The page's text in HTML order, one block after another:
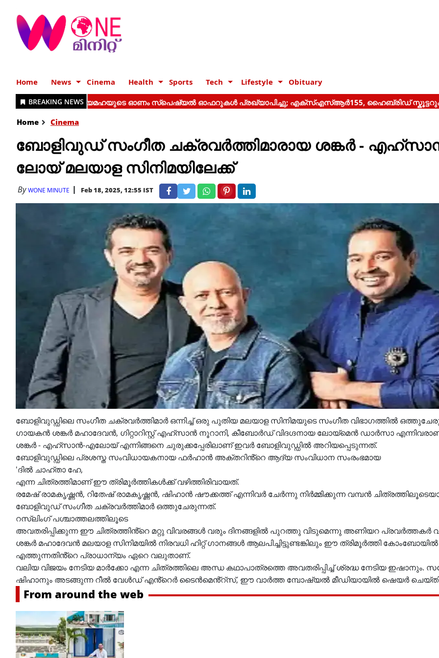
Home News Cinema Health Sports Tech Lifestyle Obituary
Home Cinema
ബോളിവുഡ് സംഗീത ചക്രവർത്തിമാരായ ശങ്കർ -
ലോയ് മലയാള സിനിമയിലേക്ക്
ByWONE MINUTE Feb 18, 2025, 12:55 IST
ബോളിവുഡ്ഡിലെ സംഗീത ചക്രവർത്തിമാർ ഒന്നിച്ച് ഒരു പുതിയ മലയാള സിനിമയുടെ സംഗീത വിഭാഗത്തിൽ
ഗായകൻ ശങ്കർ മഹാദേവൻ, ഗിറ്റാറിസ്റ്റ് എഹ്സാൻ നൂറാനി, കീബോർഡ് വിദഗ്ദനായ ലോയ്മെൻ ഡാർസാ
ശങ്കർ - എഹ്സാൻ-എലോയ് എന്നിങ്ങനെ ചുരുക്കപ്പേരിലാണ് ഇവർ ബോളിവുഡ്ഡിൽ അറിയപ്പെടുന്നത്.
ബോളിവുഡ്ഡിലെ പ്രശസ്ത സംവിധായകനായ ഫർഹാൻ അക്തറിൻ്റെ ആദ്യ സംവിധാന സംരംഭമായ
'ദിൽ ചാഹ്താ ഹേ,
എന്ന ചിത്രത്തിമാണ് ഈ ത്രിമൂർത്തികൾക്ക് വഴിത്തിരിവായത്.
രമേഷ് രാമകൃഷ്ണൻ, റിതേഷ് രാമകൃഷ്ണൻ, ഷിഹാൻ ഷൗക്കത്ത് എന്നിവർ ചേർന്നു നിർമ്മിക്കുന്ന വമ്പൻ
ബോളിവുഡ് സംഗീത ചക്രവർത്തിമാർ ഒത്തുചേരുന്നത്.
റസ്ലിംഗ് പശ്ചാത്തലത്തിലൂടെ
അവതരിപ്പിക്കുന്ന ഈ ചിത്രത്തിൻ്റെ മറ്റു വിവരങ്ങൾ വരും ദിനങ്ങളിൽ പുറത്തു വിടുമെന്നു അണിയറ പ്രവർത്തകർ
ശങ്കർ മഹാദേവൻ മലയാള സിനിമയിൽ നിരവധി ഹിറ്റ് ഗാനങ്ങൾ ആലപിച്ചിട്ടുണ്ടങ്കിലും ഈ ത്രിമൂർത്തി കോംബോയിൽ
എത്തുന്നതിൻ്റെ പ്രാധാന്യം ഏറെ വലുതാണ്.
വലിയ വിജയം നേടിയ മാർക്കോ എന്ന ചിത്രത്തിലെ അന്ധ കഥാപാത്രത്തെ അവതരിപ്പിച്ച് ശ്രദ്ധ നേടിയ ഇഷാനും.
ഷിഹാനും അടങ്ങുന്ന റീൽ വേൾഡ് എൻ്റെർ ടൈൻമെൻ്റ്സ്, ഈ വാർത്ത മ്പോഷ്യൽ മീഡിയായിൽ ഷെയർ
From around the web